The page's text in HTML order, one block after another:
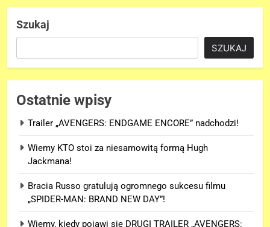
Szukaj
SZUKAJ
Ostatnie wpisy
Trailer „AVENGERS: ENDGAME ENCORE” nadchodzi!
Wiemy KTO stoi za niesamowitą formą Hugh
Jackmana!
Bracia Russo gratulują ogromnego sukcesu filmu
„SPIDER-MAN: BRAND NEW DAY”!
Wiemy, kiedy pojawi się DRUGI TRAILER „AVENGERS: